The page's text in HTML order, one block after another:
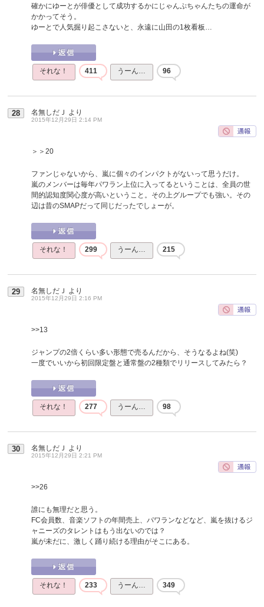
確かにゆーとが俳優として成功するかにじゃんぷちゃんたちの運命が
かかってそう。
ゆーとで人気掘り起こさないと、永遠に山田の1枚看板…
それな！ 411 うーん… 96
28 名無しだＪ より
2015年12月29日 2:14 PM
＞＞20
ファンじゃないから、嵐に個々のインパクトがないって思うだけ。
嵐のメンバーは毎年パワラン上位に入ってるということは、全員の世
間的認知度関心度が高いということ。その上グループでも強い。その
辺は昔のSMAPだって同じだったでしょーが。
それな！ 299 うーん… 215
29 名無しだＪ より
2015年12月29日 2:16 PM
>>13
ジャンプの2倍くらい多い形態で売るんだから、そうなるよね(笑)
一度でいいから初回限定盤と通常盤の2種類でリリースしてみたら？
それな！ 277 うーん… 98
30 名無しだＪ より
2015年12月29日 2:21 PM
>>26
誰にも無理だと思う。
FC会員数、音楽ソフトの年間売上、パワランなどなど、嵐を抜けるジ
ャニーズのタレントはもう出ないのでは？
嵐が未だに、激しく踊り続ける理由がそこにある。
それな！ 233 うーん… 349